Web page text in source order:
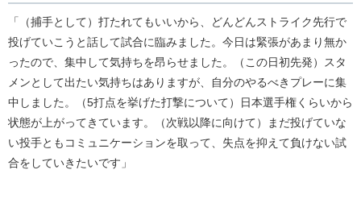
「（捕手として）打たれてもいいから、どんどんストライク先行で
投げていこうと話して試合に臨みました。今日は緊張があまり無か
ったので、集中して気持ちを昂らせました。（この日初先発）スタ
メンとして出たい気持ちはありますが、自分のやるべきプレーに集
中しました。（5打点を挙げた打撃について）日本選手権くらいから
状態が上がってきています。（次戦以降に向けて）まだ投げていな
い投手ともコミュニケーションを取って、失点を抑えて負けない試
合をしていきたいです」